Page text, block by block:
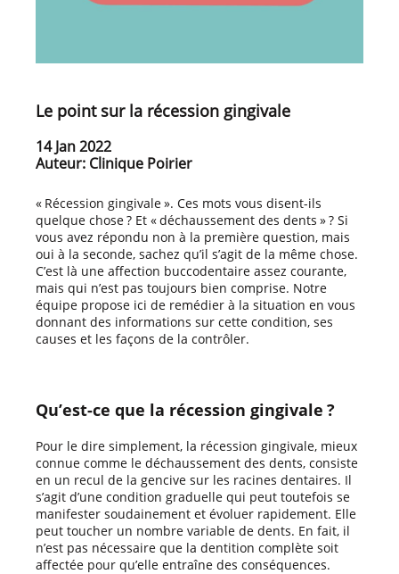
Le point sur la récession gingivale
14 Jan 2022
Auteur: Clinique Poirier
« Récession gingivale ». Ces mots vous disent-ils
quelque chose ? Et « déchaussement des dents » ? Si
vous avez répondu non à la première question, mais
oui à la seconde, sachez qu’il s’agit de la même chose.
C’est là une affection buccodentaire assez courante,
mais qui n’est pas toujours bien comprise. Notre
équipe propose ici de remédier à la situation en vous
donnant des informations sur cette condition, ses
causes et les façons de la contrôler.
Qu’est-ce que la récession gingivale ?
Pour le dire simplement, la récession gingivale, mieux
connue comme le déchaussement des dents, consiste
en un recul de la gencive sur les racines dentaires. Il
s’agit d’une condition graduelle qui peut toutefois se
manifester soudainement et évoluer rapidement. Elle
peut toucher un nombre variable de dents. En fait, il
n’est pas nécessaire que la dentition complète soit
affectée pour qu’elle entraîne des conséquences.